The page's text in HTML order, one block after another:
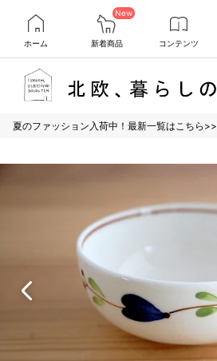
ホーム
New
新着商品 コンテンツ
夏のファッション入荷中！最新一覧はこちら>>